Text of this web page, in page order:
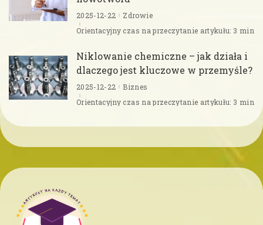
2025-12-22
Zdrowie
Orientacyjny czas na przeczytanie artykułu: 3 min
Niklowanie chemiczne – jak działa i
dlaczego jest kluczowe w przemyśle?
2025-12-22
Biznes
Orientacyjny czas na przeczytanie artykułu: 3 min